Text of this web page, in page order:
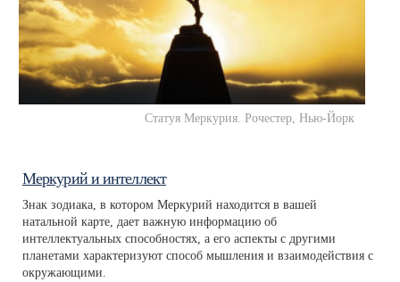
Статуя Меркурия. Рочестер, Нью-Йорк
Меркурий и интеллект
Знак зодиака, в котором Меркурий находится в вашей
натальной карте, дает важную информацию об
интеллектуальных способностях, а его аспекты с другими
планетами характеризуют способ мышления и взаимодействия с
окружающими.